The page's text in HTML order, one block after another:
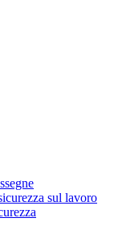
sul lavoro